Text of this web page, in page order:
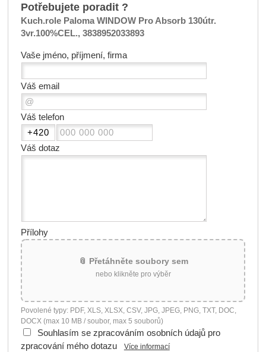
Potřebujete poradit ?
Kuch.role Paloma WINDOW Pro Absorb 130útr.
3vr.100%CEL., 3838952033893
Vaše jméno, příjmení, firma
Váš email
Váš telefon
Váš dotaz
Přílohy
📎 Přetáhněte soubory sem
nebo klikněte pro výběr
Povolené typy: PDF, XLS, XLSX, CSV, JPG, JPEG, PNG, TXT, DOC,
DOCX (max 10 MB / soubor, max 5 souborů)
Souhlasím se zpracováním osobních údajů pro
zpracování mého dotazu
Více informací